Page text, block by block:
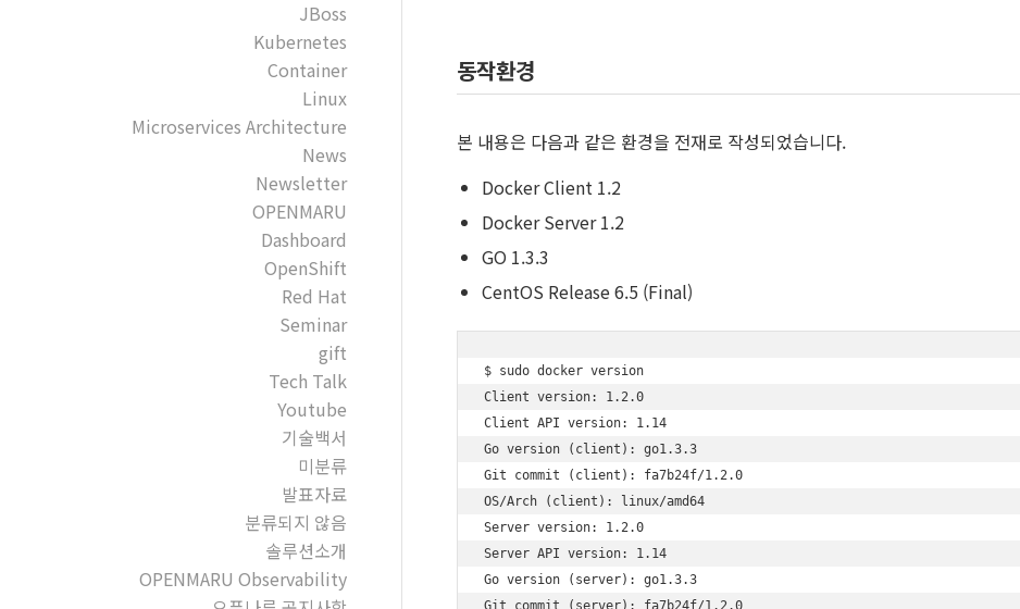
동작환경
본 내용은 다음과 같은 환경을 전재로 작성되었습니다.
Docker Client 1.2
Docker Server 1.2
GO 1.3.3
CentOS Release 6.5 (Final)
$ sudo docker version
Client version: 1.2.0
Client API version: 1.14
Go version (client): go1.3.3
Git commit (client): fa7b24f/1.2.0
OS/Arch (client): linux/amd64
Server version: 1.2.0
Server API version: 1.14
Go version (server): go1.3.3
Git commit (server): fa7b24f/1.2.0
JBoss
Kubernetes
Container
Linux
Microservices Architecture
News
Newsletter
OPENMARU
Dashboard
OpenShift
Red Hat
Seminar
gift
Tech Talk
Youtube
기술백서
미분류
발표자료
분류되지 않음
솔루션소개
OPENMARU Observability